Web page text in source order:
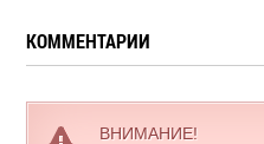
КОММЕНТАРИИ
ВНИМАНИЕ!